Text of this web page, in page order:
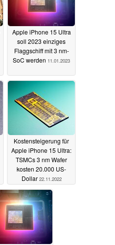
Apple iPhone 15 Ultra
soll 2023 einziges
Flaggschiff mit 3 nm-
SoC werden 11.01.2023
Kostensteigerung für
Apple iPhone 15 Ultra:
TSMCs 3 nm Wafer
kosten 20.000 US-
Dollar 22.11.2022